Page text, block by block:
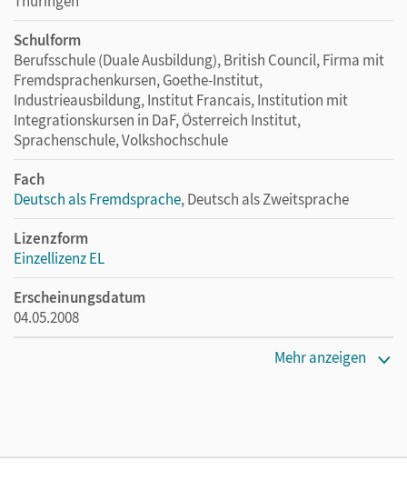
Schulform
Berufsschule (Duale Ausbildung), British Council, Firma mit
Fremdsprachenkursen, Goethe-Institut,
Industrieausbildung, Institut Francais, Institution mit
Integrationskursen in DaF, Österreich Institut,
Sprachenschule, Volkshochschule
Fach
Deutsch als Fremdsprache, Deutsch als Zweitsprache
Lizenzform
Einzellizenz EL
Erscheinungsdatum
04.05.2008
Mehr anzeigen